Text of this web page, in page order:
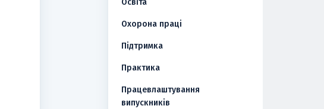
Освіта
Охорона праці
Підтримка
Практика
Працевлаштування
випускників